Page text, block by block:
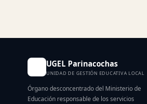
UGEL Parinacochas
UNIDAD DE GESTIÓN EDUCATIVA LOCAL
Órgano desconcentrado del Ministerio de
Educación responsable de los servicios